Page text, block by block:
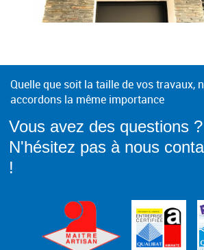
Quelle que soit la taille de vos travaux,
accordons la même importance
Vous avez des questions ?
N'hésitez pas à nous
!